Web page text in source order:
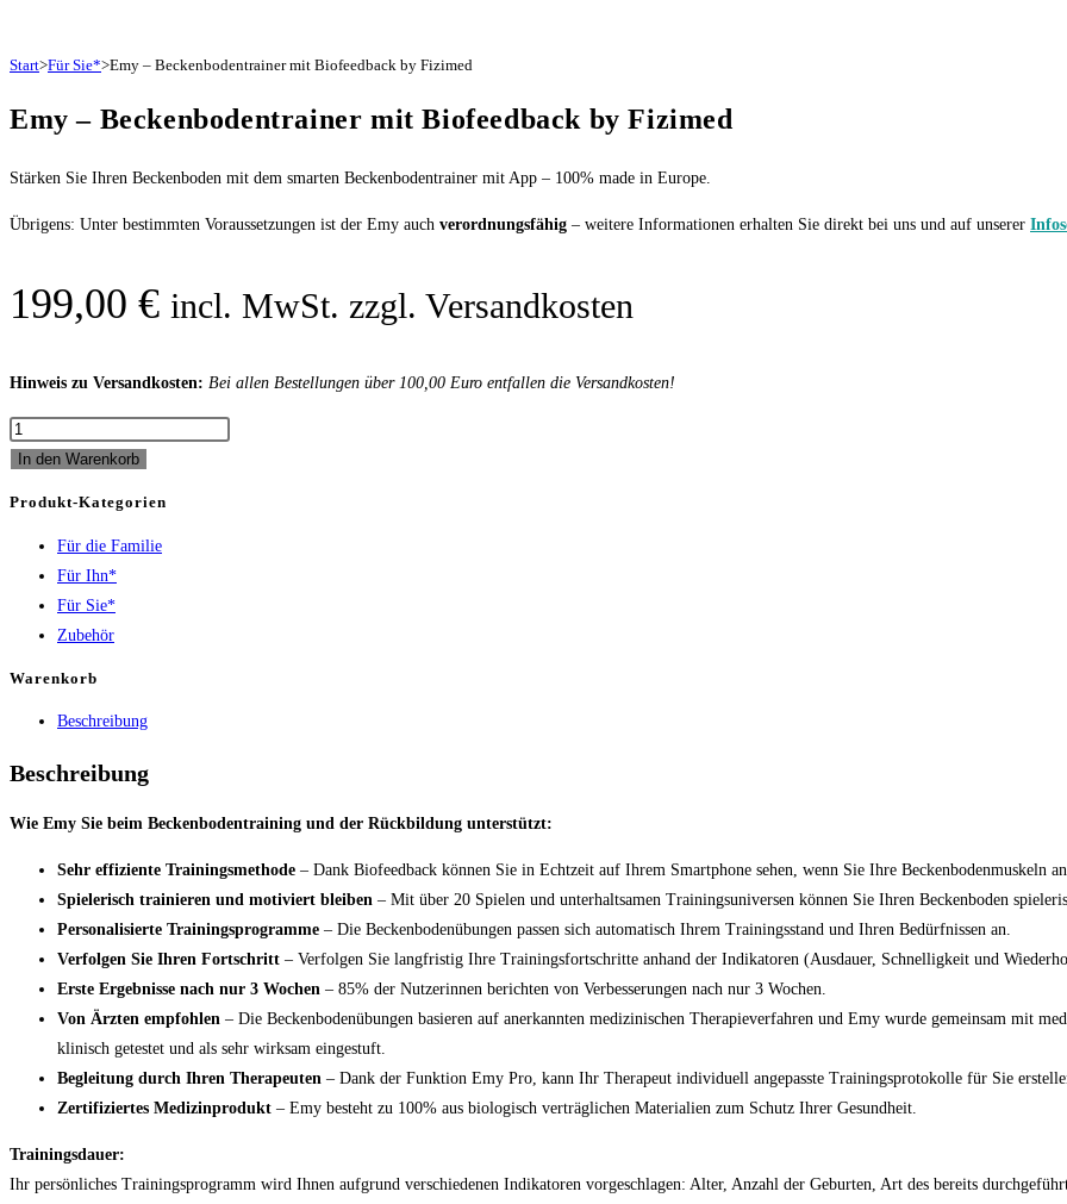
Start>Für Sie*>Emy – Beckenbodentrainer mit Biofeedback by Fizimed
Emy – Beckenbodentrainer mit Biofeedback by Fizimed
Stärken​​ ​Sie​ ​Ihren​ ​Beckenboden​ ​mit​ ​dem​ smarten Beckenbodentrainer mit App – 100% made in Europe.
Übrigens: Unter bestimmten Voraussetzungen ist der Emy auch verordnungsfähig – weitere Informationen erhalten Sie direkt bei uns und auf unserer
199,00 € incl. MwSt. zzgl. Versandkosten
Hinweis zu Versandkosten: Bei allen Bestellungen über 100,00 Euro entfallen die Versandkosten!
Emy
Biofeedback
Fizimed
Menge
In den Warenkorb
Produkt-Kategorien
Für die Familie
Für Ihn*
Für Sie*
Zubehör
Warenkorb
Beschreibung
Beschreibung
Wie Emy Sie beim Beckenbodentraining und der Rückbildung unterstützt:
Sehr effiziente Trainingsmethode – Dank Biofeedback können Sie in Echtzeit auf Ihrem Smartphone sehen, wenn Sie Ihre Beckenbodenmuskeln
Spielerisch trainieren und motiviert bleiben – Mit über 20 Spielen und unterhaltsamen Trainingsuniversen können Sie Ihren Beckenboden
Personalisierte Trainingsprogramme – Die Beckenbodenübungen passen sich automatisch Ihrem Trainingsstand und Ihren Bedürfnissen an.
Verfolgen Sie Ihren Fortschritt – Verfolgen Sie langfristig Ihre Trainingsfortschritte anhand der Indikatoren (Ausdauer, Schnelligkeit und
Erste Ergebnisse nach nur 3 Wochen – 85% der Nutzerinnen berichten von Verbesserungen nach nur 3 Wochen.
Von Ärzten empfohlen – Die Beckenbodenübungen basieren auf anerkannten medizinischen Therapieverfahren und Emy wurde gemeinsam mit
klinisch getestet und als sehr wirksam eingestuft.
Begleitung durch Ihren Therapeuten – Dank der Funktion Emy Pro, kann Ihr Therapeut individuell angepasste Trainingsprotokolle für Sie
Zertifiziertes Medizinprodukt – Emy besteht zu 100% aus biologisch verträglichen Materialien zum Schutz Ihrer Gesundheit.
Trainingsdauer:
Ihr persönliches Trainingsprogramm wird Ihnen aufgrund verschiedenen Indikatoren vorgeschlagen: Alter, Anzahl der Geburten, Art des bereits